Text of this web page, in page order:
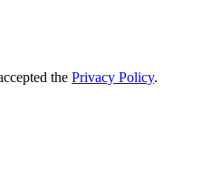
thePrivacy Policy.